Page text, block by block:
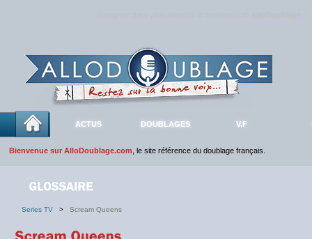
ACTUS DOUBLAGES V.F
Bienvenue sur AlloDoublage.com , le site référence du doublage français.
Series TV > Scream Queens